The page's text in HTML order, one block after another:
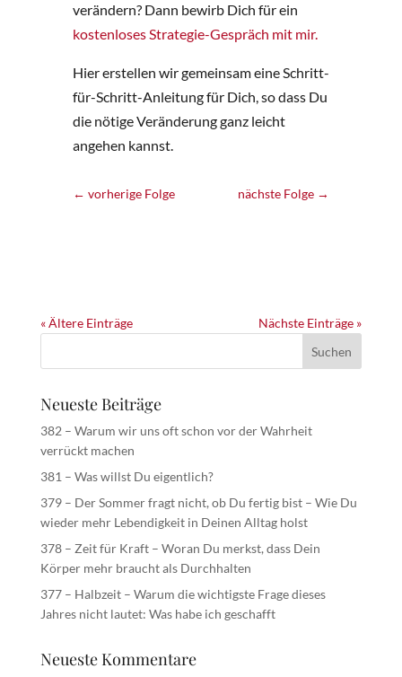
verändern? Dann bewirb Dich für ein
kostenloses Strategie-Gespräch mit mir.
Hier erstellen wir gemeinsam eine Schritt-
für-Schritt-Anleitung für Dich, so dass Du
die nötige Veränderung ganz leicht
angehen kannst.
← vorherige Folge nächste Folge →
« Ältere Einträge Nächste Einträge »
Neueste Beiträge
382 – Warum wir uns oft schon vor der Wahrheit
verrückt machen
381 – Was willst Du eigentlich?
379 – Der Sommer fragt nicht, ob Du fertig bist – Wie Du
wieder mehr Lebendigkeit in Deinen Alltag holst
378 – Zeit für Kraft – Woran Du merkst, dass Dein
Körper mehr braucht als Durchhalten
377 – Halbzeit – Warum die wichtigste Frage dieses
Jahres nicht lautet: Was habe ich geschafft
Neueste Kommentare